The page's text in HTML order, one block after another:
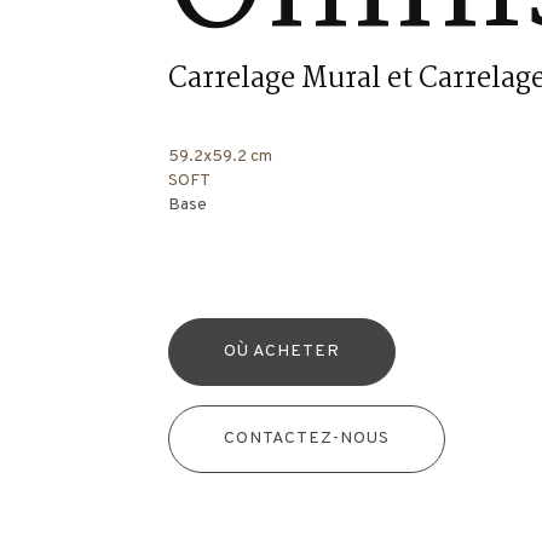
Carrelage Mural et
59.2x59.2 cm
SOFT
Base
OÙ ACHETER
CONTACTEZ-NOUS